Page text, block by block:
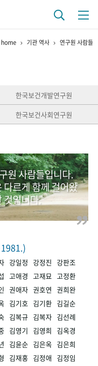
연구자들
박물 영상 기록물
+1
home 기관 역사 연구원 사람들
한국보건개발연구원
한국보건사회연구원
원 사람들입니다.
르게 함께 걸어왔
것입니다.
강일정 강정진
강판조
고애경 고재묘 고정환
권애자 권호연 권희완
김기호 김기환 김길순
김복규 김복자 김선례
김영기 김영희
김옥경
김윤순 김은옥 김은희
김재홍 김정애 김정임